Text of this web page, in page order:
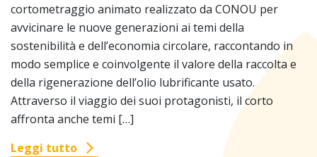
cortometraggio animato realizzato da CONOU per
avvicinare le nuove generazioni ai temi della
sostenibilità e dell’economia circolare, raccontando in
modo semplice e coinvolgente il valore della raccolta e
della rigenerazione dell’olio lubrificante usato.
Attraverso il viaggio dei suoi protagonisti, il corto
affronta anche temi […]
Leggi tutto